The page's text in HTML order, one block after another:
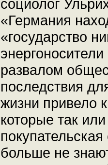
социолог
«Германия
«государство
развалом
последствия
жизни привело
которые так
больше не